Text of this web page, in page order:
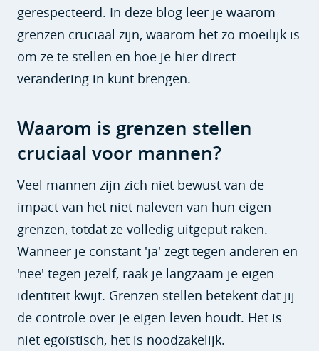
gerespecteerd. In deze blog leer je waarom
grenzen cruciaal zijn, waarom het zo moeilijk is
om ze te stellen en hoe je hier direct
verandering in kunt brengen.
Waarom is grenzen stellen
cruciaal voor mannen?
Veel mannen zijn zich niet bewust van de
impact van het niet naleven van hun eigen
grenzen, totdat ze volledig uitgeput raken.
Wanneer je constant 'ja' zegt tegen anderen en
'nee' tegen jezelf, raak je langzaam je eigen
identiteit kwijt. Grenzen stellen betekent dat jij
de controle over je eigen leven houdt. Het is
niet egoïstisch, het is noodzakelijk.